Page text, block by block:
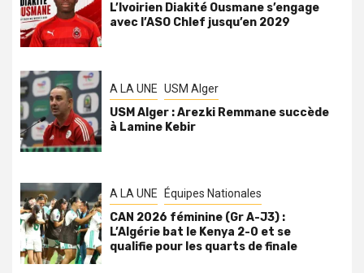
L’Ivoirien Diakité Ousmane s’engage
avec l’ASO Chlef jusqu’en 2029
A LA UNE USM Alger
USM Alger : Arezki Remmane succède
à Lamine Kebir
A LA UNE Équipes Nationales
CAN 2026 féminine (Gr A-J3) :
L’Algérie bat le Kenya 2-0 et se
qualifie pour les quarts de finale